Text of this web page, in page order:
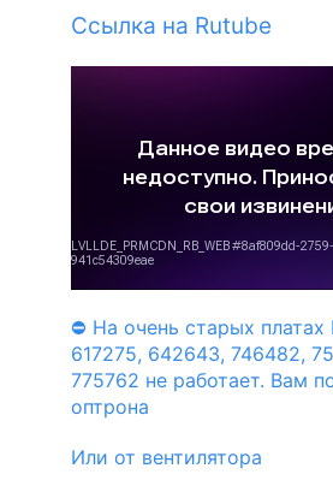
Ссылка на Rutube
⛔ На очень старых платах
617275, 642643, 746482,
775762 не работает. Вам
оптрона
Или от вентилятора